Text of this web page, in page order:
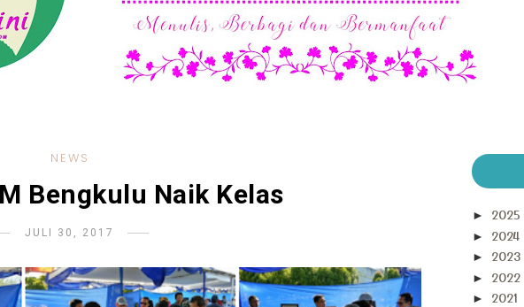
NEWS
Bengkulu Naik Kelas
JULI 30, 2017
► 2025
► 2024
► 2023
► 2022
► 2021